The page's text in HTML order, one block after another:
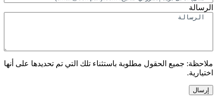
جميع الحقول مطلوبة باستثناء تلك التي تم تحديدها على أنها